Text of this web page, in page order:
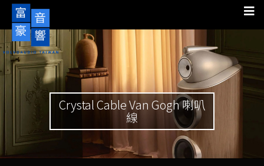
Crystal Cable Van Gogh 喇叭
線